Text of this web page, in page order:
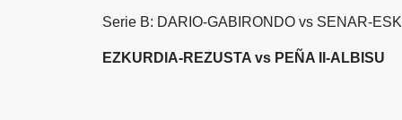
Serie B: DARIO-GABIRONDO vs SENAR-
EZKURDIA-REZUSTA vs PEÑA II-ALBISU